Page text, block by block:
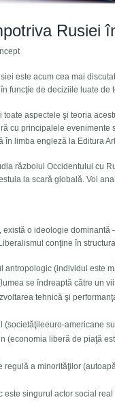
Rusiei
este acum cea mai
funcţie de deciziile luate
toate aspectele şi teoria
cu principalele evenimente
în limba engleză la Editura
războiul Occidentului cu
la scară globală. Voi
există o ideologie dominantă
conţine în
(individul este
se îndreaptă către un
tehnică şi
americane
(economia liberă de piaţă
a minorităţilor
singurul actor social real